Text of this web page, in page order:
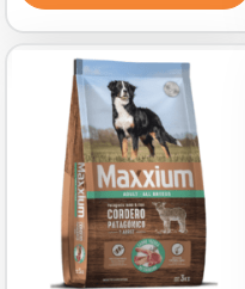
producto
tiene
múltiples
variantes.
Las
opciones
se
pueden
elegir
en